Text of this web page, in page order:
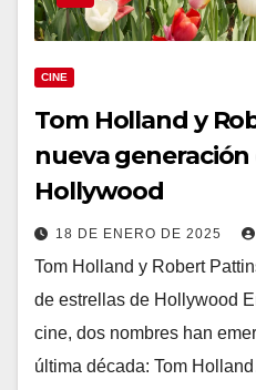
CINE
Tom Holland y
nueva
Hollywood
18 DE ENERO DE 2025
Tom Holland y Robert
de estrellas de Hollywood
cine, dos nombres han
última década: Tom